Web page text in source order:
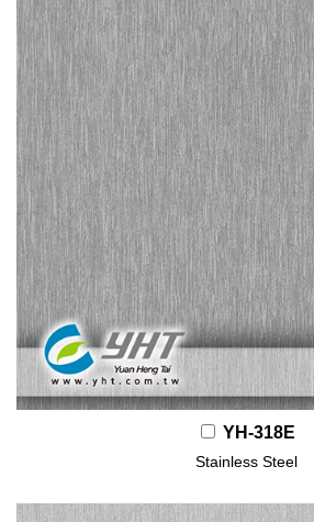
YH-318E
Stainless Steel